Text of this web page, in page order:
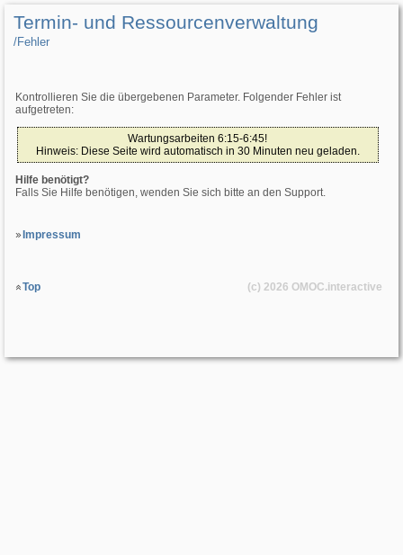
Termin- und Ressourcenverwaltung
/­Fehler
Kontrollieren Sie die übergebenen Parameter. Folgender Fehler ist
aufgetreten:
Wartungsarbeiten 6:15-6:45!
Hinweis: Diese Seite wird automatisch in 30 Minuten neu geladen.
Hilfe benötigt?
Falls Sie Hilfe benötigen, wenden Sie sich bitte an den Support.
Impressum
Top (c) 2026 OMOC.interactive